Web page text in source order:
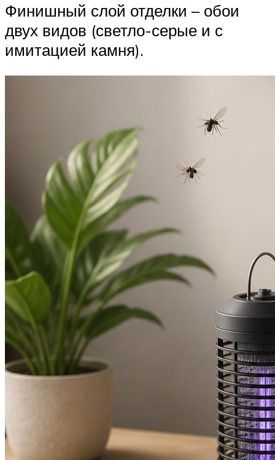
Финишный слой отделки – обои
двух видов (светло-серые и с
имитацией камня).